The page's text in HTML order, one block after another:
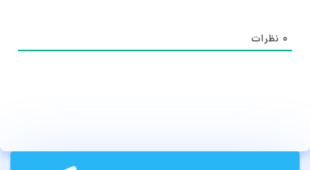
۰ نظرات